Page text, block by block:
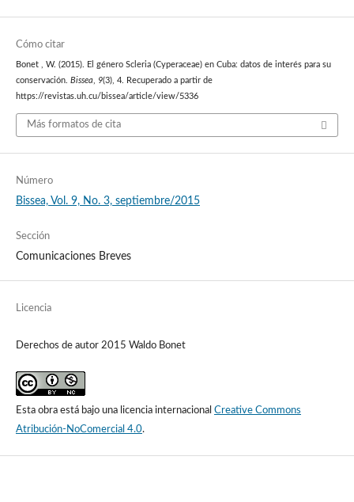
Cómo citar
Bonet , W. (2015). El género Scleria (Cyperaceae) en Cuba: datos de interés para su
conservación. Bissea, 9(3), 4. Recuperado a partir de
https://revistas.uh.cu/bissea/article/view/5336
Más formatos de cita
Número
Bissea, Vol. 9, No. 3, septiembre/2015
Sección
Comunicaciones Breves
Licencia
Derechos de autor 2015 Waldo Bonet
Esta obra está bajo una licencia internacional Creative Commons
Atribución-NoComercial 4.0.